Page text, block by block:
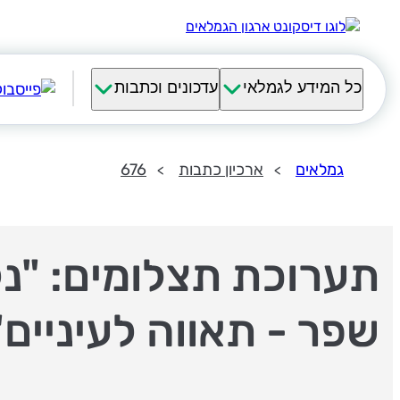
כל המידע לגמלאי עדכונים וכתבות
גמלאים ארכיון כתבות 676
תערוכת תצלומים:
שפר - תאווה